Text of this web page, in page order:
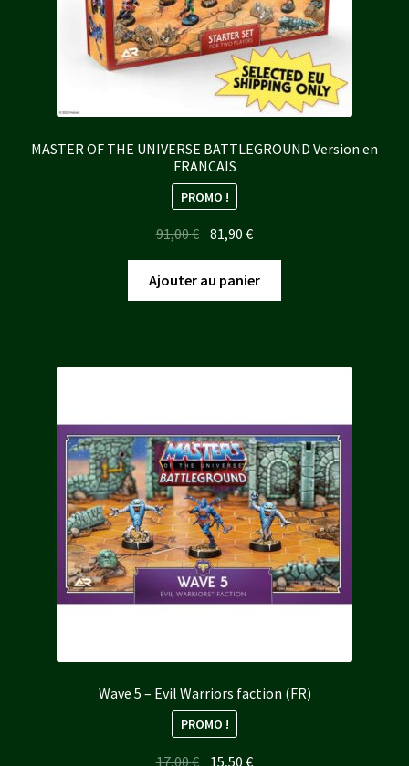
MASTER OF THE UNIVERSE BATTLEGROUND Version en
FRANCAIS
PROMO !
91,00€ Le
prix
initial
était :
81,90€Le
prix
actuel
est :
Ajouter au panier
Wave 5 – Evil Warriors faction (FR)
PROMO !
17,00€ Le15,50€Le